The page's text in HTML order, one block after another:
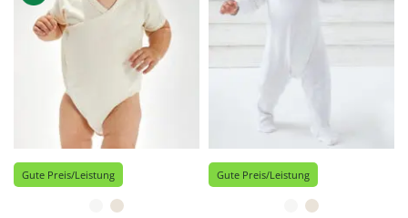
Gute Preis/Leistung Gute Preis/Leistung